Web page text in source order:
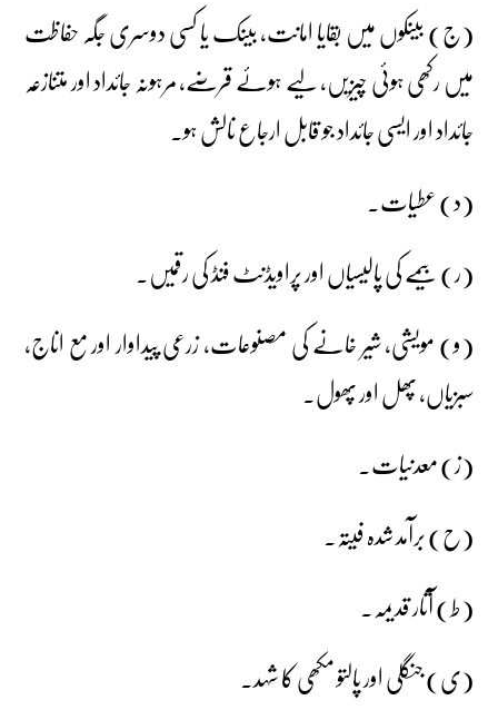
(ج) بینکوں میں بقایا امانت، بینک یا کسی دوسری جگہ حفاظت
میں رکھی ہوئی چیزیں، لیے ہوئے قرضے، مرہونہ جائداد اور متنازعہ
جائداد اور ایسی جائداد جو قابل ارجاع نالش ہو۔
(د) عطیات۔
(ر) بیمے کی پالیسیاں اور پراویڈنٹ فنڈ کی رقمیں۔
(و) مویشی، شیر خانے کی مصنوعات، زرعی پیداوار اور مع اناج،
سبزیاں، پھل اور پھول۔
(ز) معدنیات۔
(ح) برآمد شدہ فیتہ۔
(ط) آثار قدیمہ۔
(ی) جنگلی اور پالتو مکھی کا شہد۔